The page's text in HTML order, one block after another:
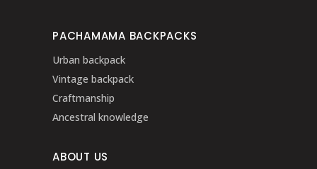
PACHAMAMA BACKPACKS
Urban backpack
Vintage backpack
Craftmanship
Ancestral knowledge
ABOUT US